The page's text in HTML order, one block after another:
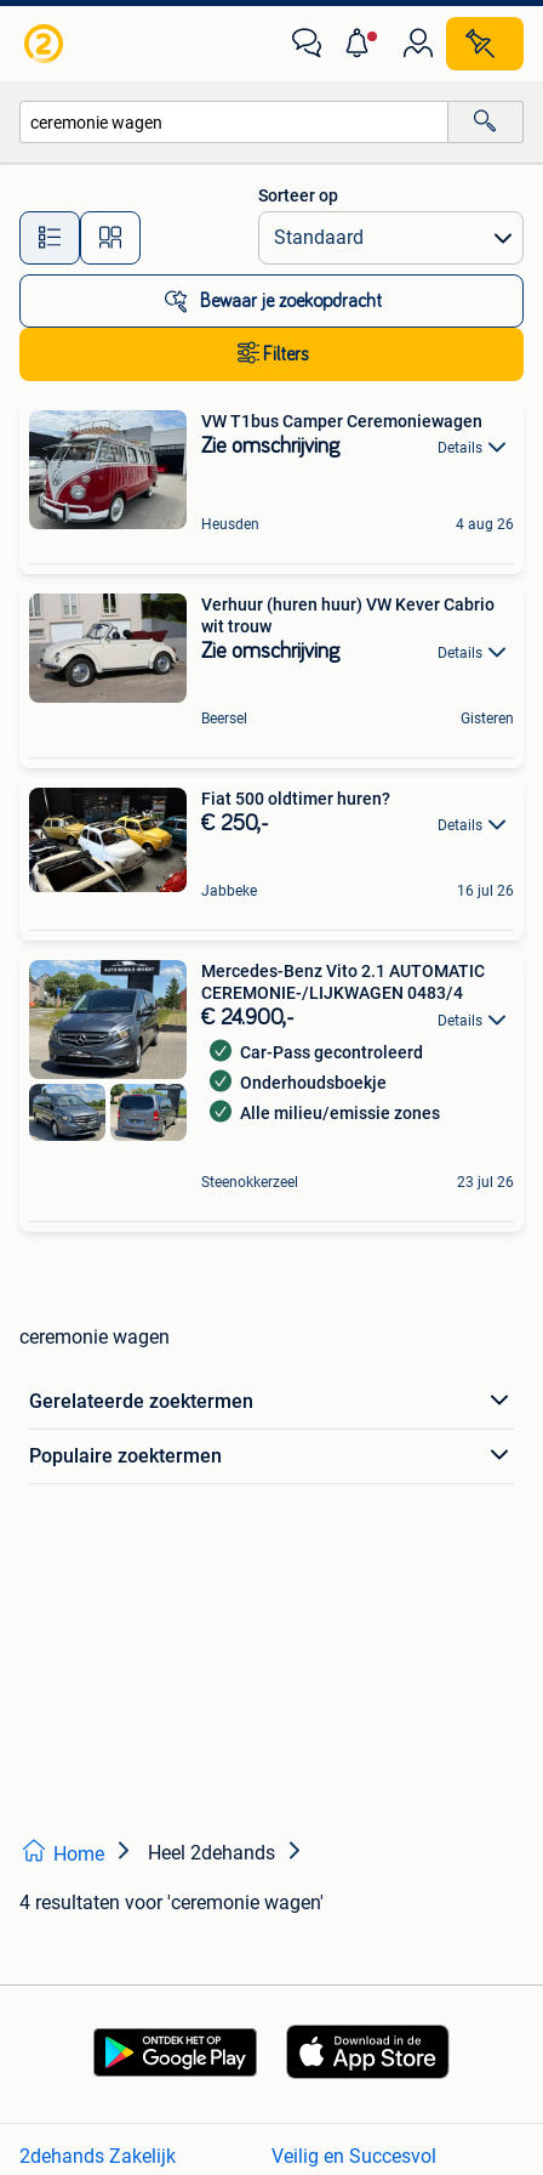
Alle afstanden…
Sorteer op
Bewaar je zoekopdracht
Filters
VW T1bus Camper Ceremoniewagen
Zie omschrijving Details
Heusden 4 aug 26
Verhuur (huren huur) VW Kever Cabrio
wit trouw
Zie omschrijving Details
Beersel Gisteren
Fiat 500 oldtimer huren?
€ 250,- Details
Jabbeke 16 jul 26
Mercedes-Benz Vito 2.1 AUTOMATIC
CEREMONIE-/LIJKWAGEN 0483/4
€ 24.900,- Details
Car-Pass gecontroleerd
Onderhoudsboekje
Alle milieu/emissie zones
Steenokkerzeel 23 jul 26
ceremonie wagen
Gerelateerde zoektermen
Populaire zoektermen
Home Heel 2dehands
4 resultaten voor 'ceremonie wagen'
2dehands Zakelijk Veilig en Succesvol